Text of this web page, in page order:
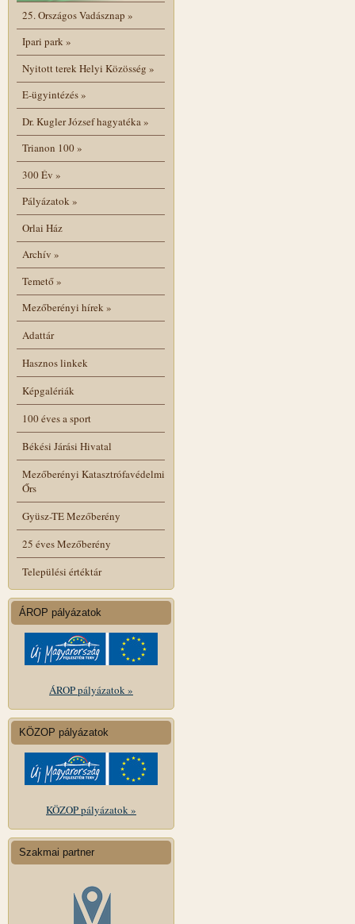
25. Országos Vadásznap »
Ipari park»
Nyitott terek Helyi Közösség »
E-ügyintézés»
Dr. Kugler József hagyatéka»
Trianon 100»
300 Év »
Pályázatok»
Orlai Ház
Archív »
Temető»
Mezőberényi hírek»
Adattár
Hasznos linkek
Képgalériák
100 éves a sport
Békési Járási Hivatal
Mezőberényi Katasztrófavédelmi
Őrs
Gyüsz-TE Mezőberény
25 éves Mezőberény
Települési értéktár
ÁROP pályázatok
ÁROP pályázatok »
KÖZOP pályázatok
KÖZOP pályázatok »
Szakmai partner